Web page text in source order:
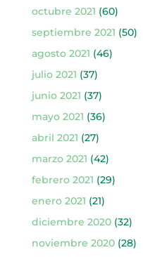
octubre 2021 (60)
septiembre 2021 (50)
agosto 2021 (46)
julio 2021 (37)
junio 2021 (37)
mayo 2021 (36)
abril 2021 (27)
marzo 2021 (42)
febrero 2021 (29)
enero 2021 (21)
diciembre 2020(32)
noviembre 2020(28)